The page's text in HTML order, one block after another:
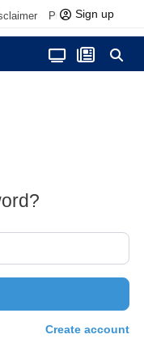
Privacy Policy
Sign up
Create account